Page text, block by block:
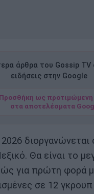
άρθρα του Gossip TV
ειδήσεις στην Google
Προσθήκη ως προτιμώμενη
στα αποτελέσματα
Θα είναι το
για πρώτη φορά
σε 12